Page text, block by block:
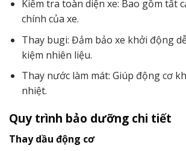
Kiểm tra toàn diện xe: Bao gồm tất
chính của xe.
Thay bugi: Đảm bảo xe khởi động
kiệm nhiên liệu.
Thay nước làm mát: Giúp động cơ
nhiệt.
Quy trình bảo dưỡng chi tiết
Thay dầu động cơ